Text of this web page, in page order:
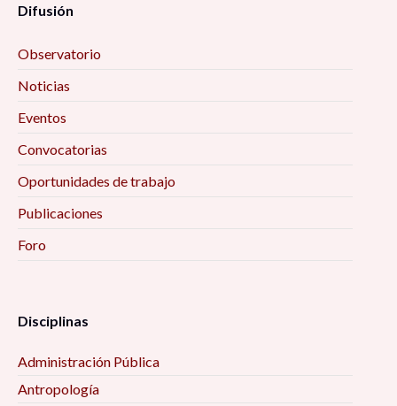
Difusión
Observatorio
Noticias
Eventos
Convocatorias
Oportunidades de trabajo
Publicaciones
Foro
Disciplinas
Administración Pública
Antropología